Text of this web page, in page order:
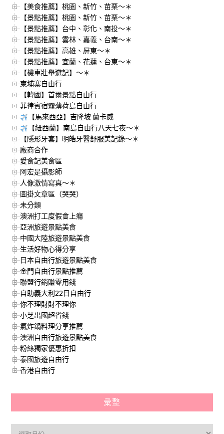
【美食推薦】桃園、新竹、苗栗～＊
【景點推薦】桃園、新竹、苗栗～＊
【景點推薦】台中、彰化、南投～＊
【景點推薦】雲林、嘉義、台南～＊
【景點推薦】高雄、屏東～＊
【景點推薦】宜蘭、花蓮、台東～＊
【機車壯舉遊記】～＊
柬埔寨自由行
【韓國】首爾景點自由行
菲律賓宿霧薄荷島自由行
【馬來西亞】吉隆坡 蘭卡威
【紐西蘭】南島自由行八天七夜～＊
【隱形牙套】明皓牙醫舒服美記錄～＊
廠商合作
愛食記美食區
阿宏是攝影師
人像激情寫真～＊
圖掛文章區（哭哭）
未分類
澳洲打工度假會上癮
亞洲旅遊景點美食
中國大陸旅遊景點美食
生活好物心得分享
日本自由行旅遊景點美食
金門自由行景點推薦
聯盟行銷賺零用錢
自助義大利22日自由行
你不理財財不理你
小芝出國超省錢
氣炸鍋料理分享推薦
澳洲自由行旅遊景點美食
粉絲獨家優惠折扣
泰國旅遊自由行
香港自由行
彙整